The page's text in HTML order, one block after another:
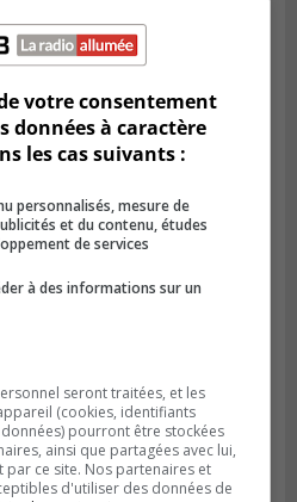
deux candidats
un contrat pour
votre consentement
données à caractère
les cas suivants :
personnalisés, mesure de
et du contenu, études
de services
à des informations sur un
seront traitées, et les
(cookies, identifiants
pourront être stockées
ainsi que partagées avec lui,
ce site. Nos partenaires et
d'utiliser des données de